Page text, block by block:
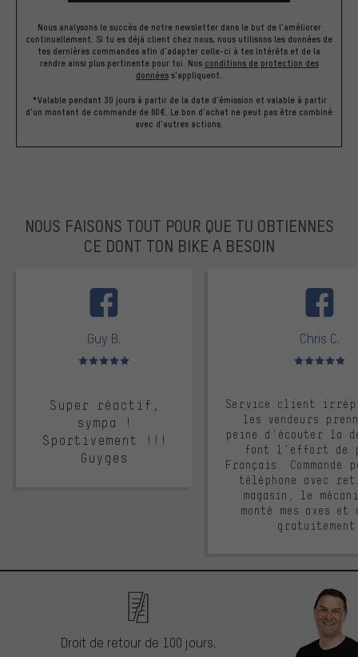
Nous analysons le succès de notre newsletter dans le but de l'améliorer
continuellement. Si tu es déjà client chez nous, nous utilisons les données de
tes dernières commandes afin d'adapter celle-ci à tes intérêts et de la
rendre ainsi plus pertinente pour toi. Nos conditions de protection des
données s'appliquent.
*Valable pendant 30 jours à partir de la date d'émission et valable à partir
d'un montant de commande de 60€. Le bon d'achat ne peut pas être combiné
avec d'autres actions.
NOUS FAISONS TOUT POUR QUE TU OBTIENNES
CE DONT TON BIKE A BESOIN
Guy B.
Note moyenne : 5 sur 5
Super réactif,
sympa !
Sportivement !!!
Guyges
Chris C.
Note moyenne :
Service client
les vendeurs
peine d'écouter la
font l'effort de
Français. Commande
téléphone avec
magasin, le
monté mes axes et
Droit de retour de 100 jours.